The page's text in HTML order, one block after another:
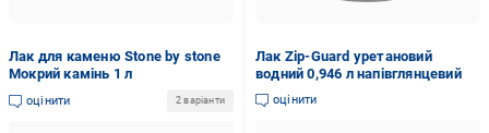
Лак для каменю Stone by stone
Мокрий камінь 1 л
оцінити 2 варіанти
Лак Zip-Guard уретановий
водний 0,946 л напівглянцевий
оцінити